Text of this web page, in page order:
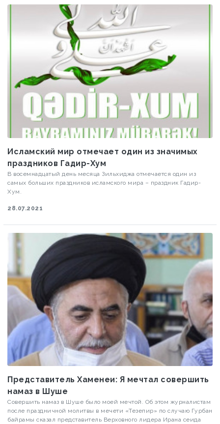
Исламский мир отмечает один из значимых
праздников Гадир-Хум
В восемнадцатый день месяца Зильхиджа отмечается один из
самых больших праздников исламского мира – праздник Гадир-
Хум.
28.07.2021
Представитель Хаменеи: Я мечтал совершить
намаз в Шуше
Совершить намаз в Шуше было моей мечтой. Об этом журналистам
после праздничной молитвы в мечети «Тезепир» по случаю Гурбан
байрамы сказал представитель Верховного лидера Ирана сеида